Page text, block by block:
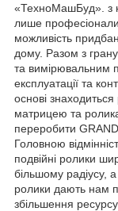
«ТехноМашБуд». з
лише
можливість
дому. Разом з
та вимірювальним
експлуатації та
основі
матрицею та
переробити
Головною
подвійні ролики
більшому радіусу,
ролики дають нам
збільшення